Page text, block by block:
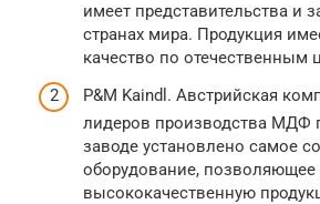
имеет представительства и
странах мира. Продукция
качество по отечественным
P&M Kaindl. Австрийская
лидеров производства МДФ
заводе установлено самое
оборудование, позволяющее
высококачественную